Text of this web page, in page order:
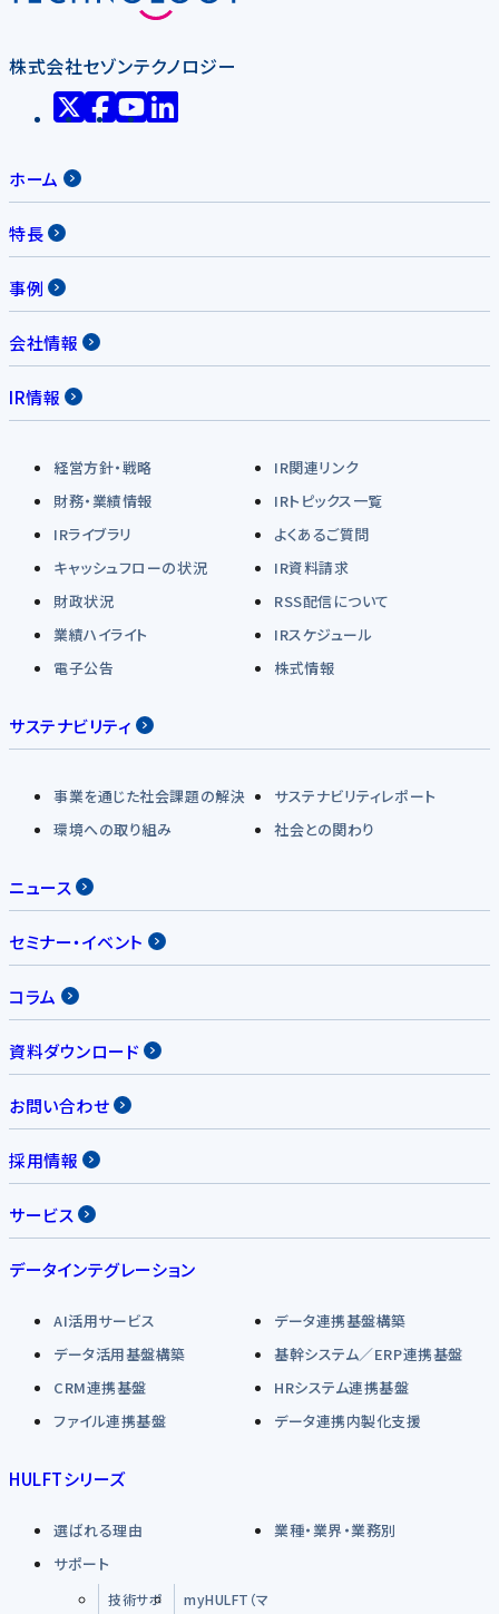
株式会社セゾンテクノロジー
ホーム
特長
事例
会社情報
IR情報
経営方針・戦略
IR関連リンク
財務・業績情報
IRトピックス一覧
IRライブラリ
よくあるご質問
キャッシュフローの状況
IR資料請求
財政状況
RSS配信について
業績ハイライト
IRスケジュール
電子公告
株式情報
サステナビリティ
事業を通じた社会課題の解決
サステナビリティレポート
環境への取り組み
社会との関わり
ニュース
セミナー・イベント
コラム
資料ダウンロード
お問い合わせ
採用情報
サービス
データインテグレーション
AI活用サービス
データ連携基盤構築
データ活用基盤構築
基幹システム／ERP連携基盤
CRM連携基盤
HRシステム連携基盤
ファイル連携基盤
データ連携内製化支援
HULFTシリーズ
選ばれる理由
業種・業界・業務別
サポート
技術サポ
myHULFT（マ